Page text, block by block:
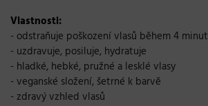
Vlastnosti:
- odstraňuje poškození vlasů během 4 minut
- uzdravuje, posiluje, hydratuje
- hladké, hebké, pružné a lesklé vlasy
- veganské složení, šetrné k barvě
- zdravý vzhled vlasů